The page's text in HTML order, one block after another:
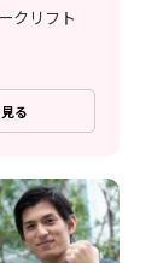
クリフト
る